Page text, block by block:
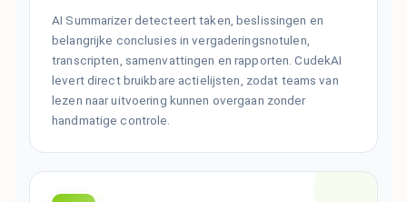
AI Summarizer detecteert taken, beslissingen en
belangrijke conclusies in vergaderingsnotulen,
transcripten, samenvattingen en rapporten. CudekAI
levert direct bruikbare actielijsten, zodat teams van
lezen naar uitvoering kunnen overgaan zonder
handmatige controle.